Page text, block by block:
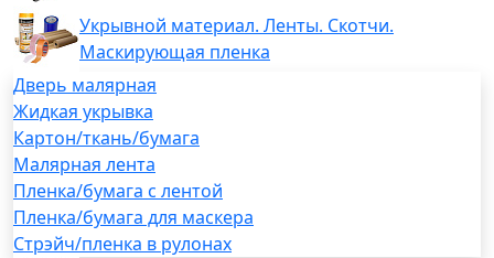
Укрывной материал. Ленты. Скотчи.
Маскирующая пленка
Дверь малярная
Жидкая укрывка
Картон/ткань/бумага
Малярная лента
Пленка/бумага с лентой
Пленка/бумага для маскера
Стрэйч/пленка в рулонах